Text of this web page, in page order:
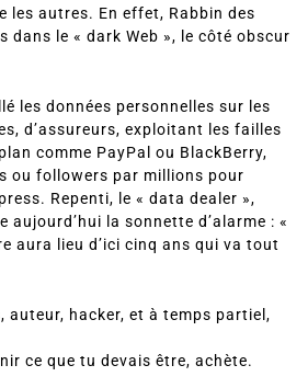
les autres. En effet, Rabbin des
dans le « dark Web », le côté obscur
les données personnelles sur les
d’assureurs, exploitant les failles
comme PayPal ou BlackBerry,
ou followers par millions pour
Repenti, le « data dealer »,
aujourd’hui la sonnette d’alarme : «
aura lieu d’ici cinq ans qui va tout
auteur, hacker, et à temps partiel,
ce que tu devais être, achète.